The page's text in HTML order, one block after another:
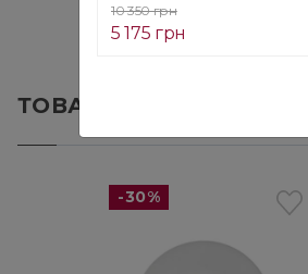
ТОВАРИ З КОЛЕКЦІЇ
-30%
10 350 грн
5 175 грн